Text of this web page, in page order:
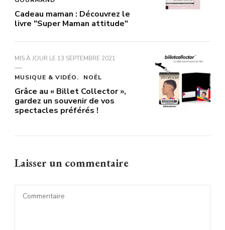
Cadeau maman : Découvrez le
livre "Super Maman attitude"
MIS À JOUR LE 13 SEPTEMBRE 2021
MUSIQUE & VIDÉO NOËL
Grâce au « Billet Collector »,
gardez un souvenir de vos
spectacles préférés !
Laisser un commentaire